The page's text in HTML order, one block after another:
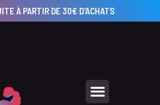
À PARTIR DE 30€ D'ACHATS